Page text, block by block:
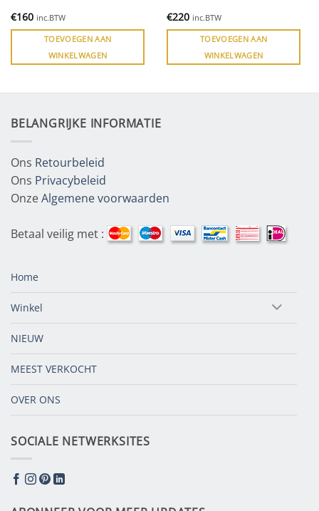
€160 inc.BTW
TOEVOEGEN AAN
WINKELWAGEN
€220 inc.BTW
TOEVOEGEN AAN
WINKELWAGEN
BELANGRIJKE INFORMATIE
Ons Retourbeleid
Ons Privacybeleid
OnzeAlgemene voorwaarden
Betaal veilig met :
Home
Winkel
NIEUW
MEEST VERKOCHT
OVER ONS
SOCIALE NETWERKSITES